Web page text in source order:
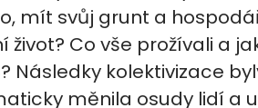
mít svůj grunt a
život? Co vše prožívali a
Následky kolektivizace
měnila osudy lidí a